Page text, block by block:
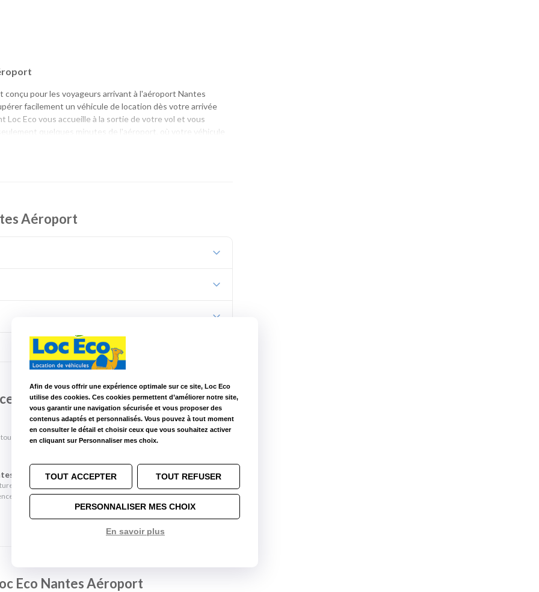
pour les voyageurs arrivant à l'aéroport Nantes
facilement un véhicule de location dès votre arrivée
Eco vous accueille à la sortie de votre vol et vous
quelques minutes de l'aéroport, où votre véhicule
un départ dans les meilleures conditions.
la métropole nantaise.
passagers une prise en charge personnalisée, des tarifs
en aller simple, pour poursuivre votre voyage en toute
Saint-Herblain
SUV Monospaces et Minibus
Cabriolets
Frigorifiques-Véhicules de société-Camions de
Aéroport
Loc Eco Nantes Aéroport
toute l'année !En savoir plus
à prix Loc Eco
à l'aéroport de Nantes. Un agent Loc Eco vous accueille à la sortie de
de Rezé, située à seulement 4 km de l'aéroport, où votre véhicule
Eco Nantes Aéroport
Afin de vous offrir une expérience optimale sur ce site, Loc Eco
utilise des cookies. Ces cookies permettent d’améliorer notre site,
vous garantir une navigation sécurisée et vous proposer des
contenus adaptés et personnalisés. Vous pouvez à tout moment
en consulter le détail et choisir ceux que vous souhaitez activer
en cliquant sur Personnaliser mes choix.
TOUT ACCEPTER TOUT REFUSER
PERSONNALISER MES CHOIX
En savoir plus